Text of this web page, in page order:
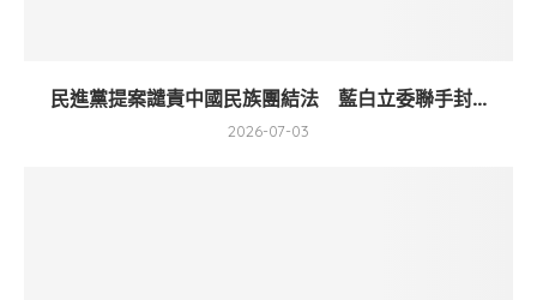
民進黨提案譴責中國民族團結法 藍白立委聯手封...
2026-07-03